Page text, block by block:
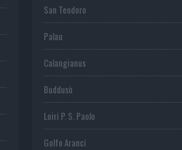
San Teodoro
Palau
Calangianus
Buddusò
Loiri P. S. Paolo
Golfo Aranci